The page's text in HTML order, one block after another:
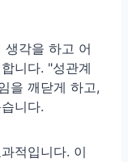
생각을 하고 어
니다. "성관계
을 깨닫게 하고,
니다.
적입니다. 이